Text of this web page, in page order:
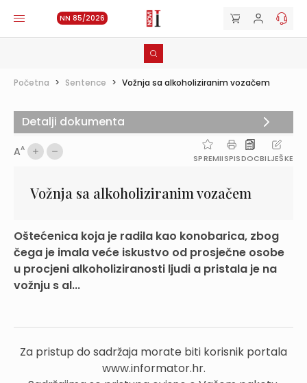
NN 85/2026
Početna > Sentence > Vožnja sa alkoholiziranim vozačem
AA
SPREMIISPISDOCBILJEŠKE
Vožnja sa alkoholiziranim vozačem
Oštećenica koja je radila kao konobarica, zbog
čega je imala veće iskustvo od prosječne osobe
u procjeni alkoholiziranosti ljudi a pristala je na
vožnju s al...
Za pristup do sadržaja morate biti korisnik portala
www.informator.hr.
Detalji dokumenta